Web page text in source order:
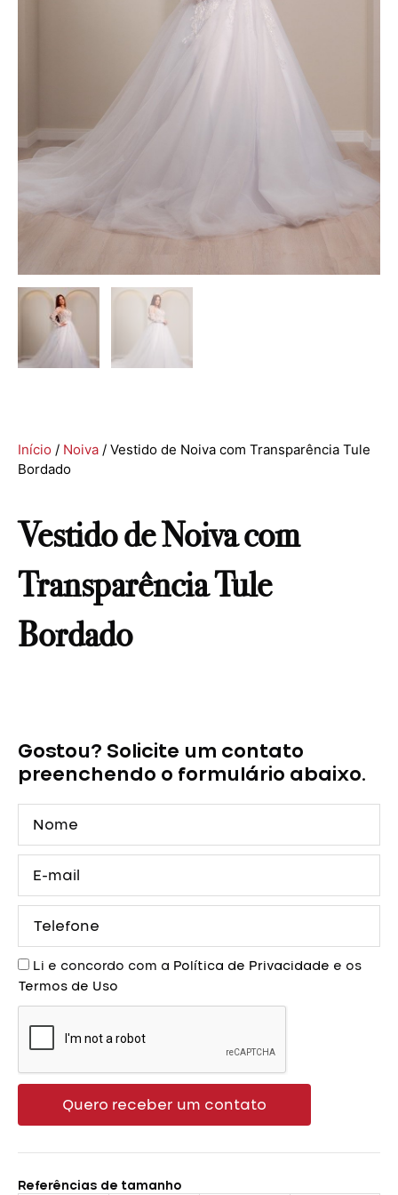
Início / Noiva / Vestido de Noiva com Transparência Tule
Bordado
Vestido de Noiva com
Transparência Tule
Bordado
Gostou? Solicite um contato
preenchendo o formulário abaixo.
mail
Aceite
Li e concordo com a Política de Privacidade e os
Termos de Uso
Quero receber um contato
Referências de tamanho